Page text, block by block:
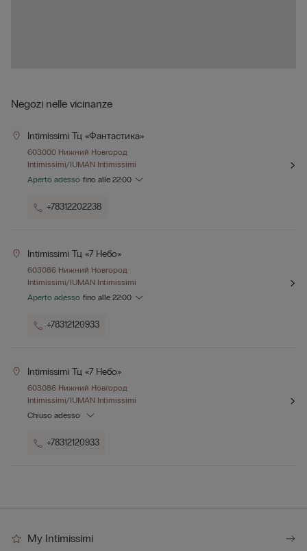
Negozi nelle vicinanze
Intimissimi Тц «фантастика»
603000 Нижний Новгород
Intimissimi/IUMAN Intimissimi
Aperto adesso fino alle 22:00
+78312202238
Intimissimi Тц «7 Небо»
603086 Нижний Новгород
Intimissimi/IUMAN Intimissimi
Aperto adesso fino alle 22:00
+78312120933
Intimissimi Тц «7 Небо»
603086 Нижний Новгород
Intimissimi/IUMAN Intimissimi
Chiuso adesso
+78312120933
My Intimissimi